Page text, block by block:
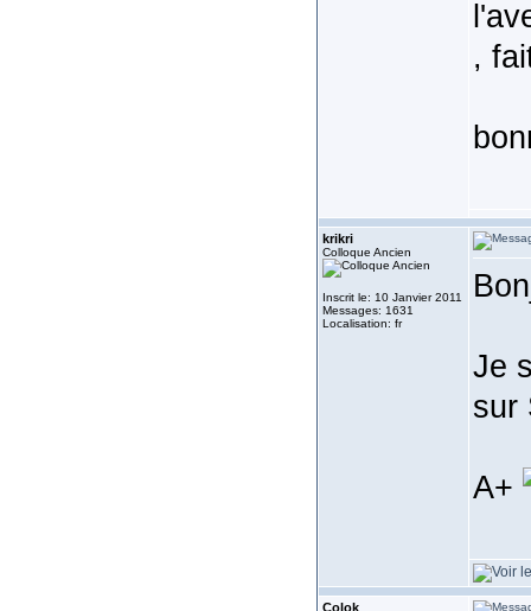
,
krikri
Colloque Ancien
Inscrit le: 10 Janvier 2011
Messages: 1631
Localisation: fr
Je
sur
A+
Colok